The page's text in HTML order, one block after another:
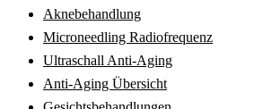
Aknebehandlung
Microneedling Radiofrequenz
Ultraschall Anti-Aging
Anti-Aging Übersicht